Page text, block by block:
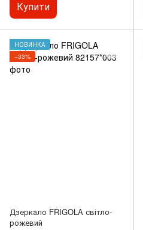
Купити
НОВИНКА
−33%
Дзеркало FRIGOLA світло-
рожевий